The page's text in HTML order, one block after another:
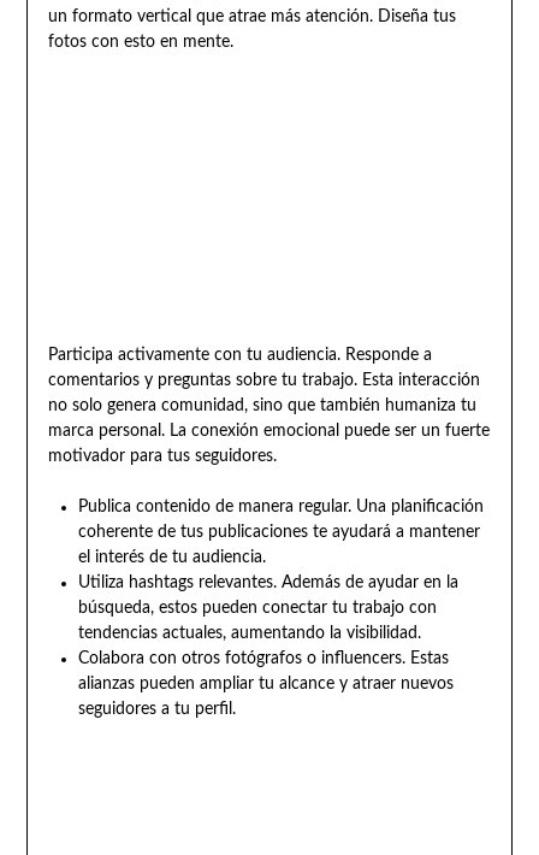
un formato vertical que atrae más atención. Diseña tus
fotos con esto en mente.
Participa activamente con tu audiencia. Responde a
comentarios y preguntas sobre tu trabajo. Esta interacción
no solo genera comunidad, sino que también humaniza tu
marca personal. La conexión emocional puede ser un fuerte
motivador para tus seguidores.
Publica contenido de manera regular. Una planificación
coherente de tus publicaciones te ayudará a mantener
el interés de tu audiencia.
Utiliza hashtags relevantes. Además de ayudar en la
búsqueda, estos pueden conectar tu trabajo con
tendencias actuales, aumentando la visibilidad.
Colabora con otros fotógrafos o influencers. Estas
alianzas pueden ampliar tu alcance y atraer nuevos
seguidores a tu perfil.